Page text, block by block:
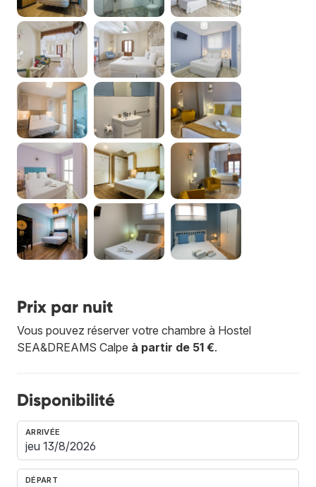
Prix par nuit
Vous pouvez réserver votre chambre à Hostel
SEA&DREAMS Calpe à partir de 51 €.
Disponibilité
ARRIVÉE
DÉPART